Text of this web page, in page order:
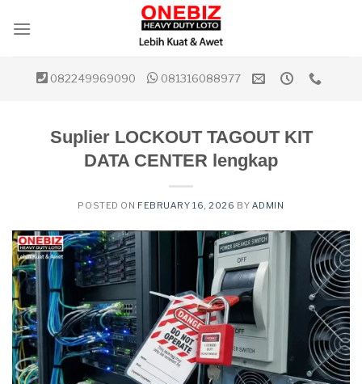
082249969090 081316088977
Suplier LOCKOUT TAGOUT KIT
DATA CENTER lengkap
POSTED ON FEBRUARY 16, 2026 BY ADMIN